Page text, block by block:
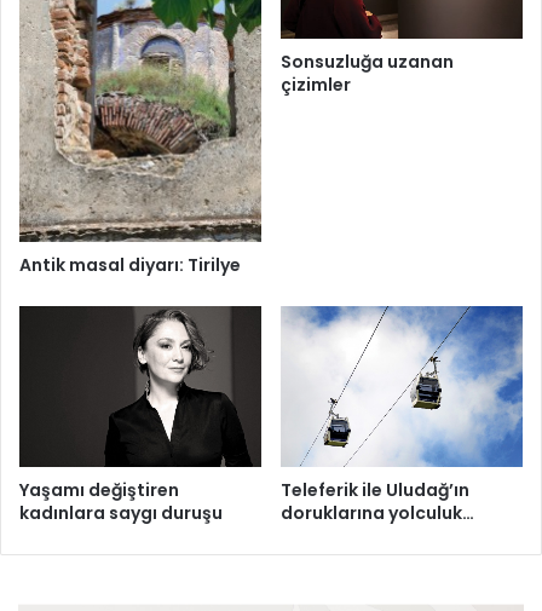
Antik masal diyarı: Tirilye
Sonsuzluğa uzanan
çizimler
Yaşamı değiştiren
kadınlara saygı duruşu
Teleferik ile Uludağ’ın
doruklarına yolculuk…